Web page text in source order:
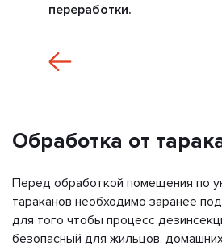
переработки.
Обработка от
Перед обработкой помещения по
тараканов необходимо заранее
для того чтобы процесс
безопасный для жильцов,